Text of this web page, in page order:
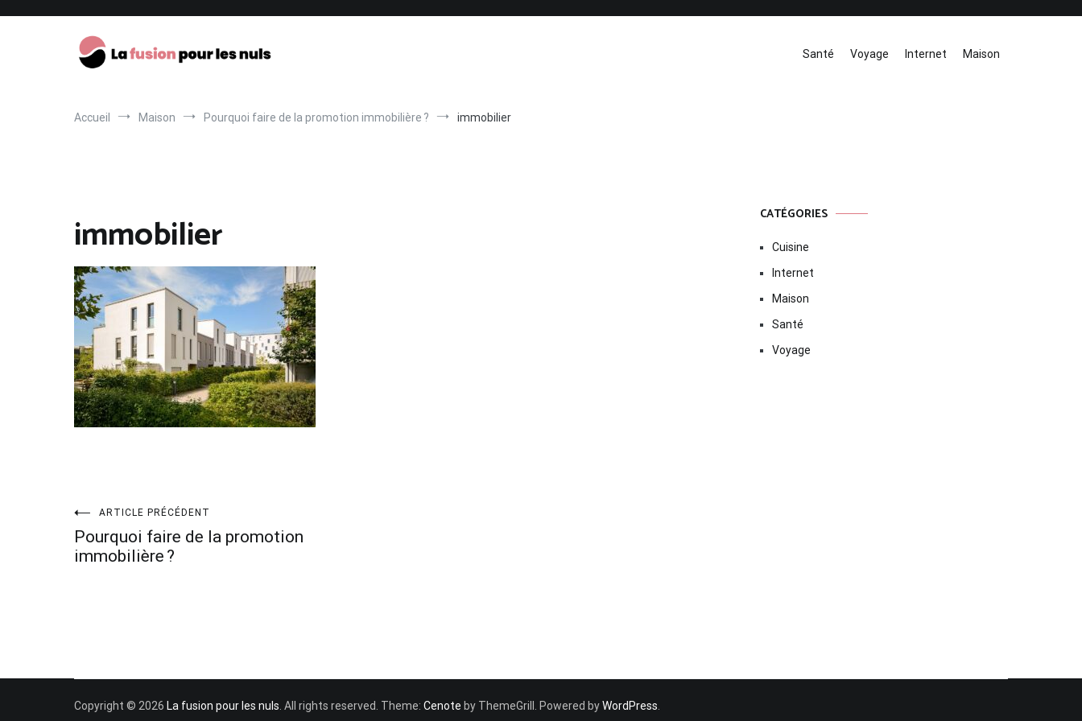
Santé Voyage Internet Maison
Santé Voyage Internet Maison
Accueil Maison Pourquoi faire de la promotion immobilière ? immobilier
immobilier
Navigation
de
ARTICLE PRÉCÉDENT
Pourquoi faire de la promotion
immobilière ?
CATÉGORIES
Cuisine
Internet
Maison
Santé
Voyage
Copyright © 2026 La fusion pour les nuls . All rights reserved. Theme: Cenote by ThemeGrill. Powered byWordPress